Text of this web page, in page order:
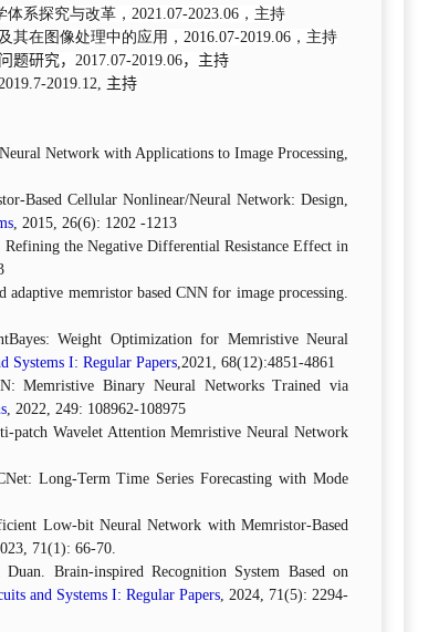
系探究与改革，2021.07-2023.06，主持
在图像处理中的应用，2016.07-2019.06，主持
研究，2017.07-2019.06，主持
2019.12, 主持
Network with Applications to Image Processing,
Based Cellular Nonlinear/Neural Network: Design,
, 2015, 26(6): 1202 -1213
the Negative Differential Resistance Effect in
memristor based CNN for image processing.
Weight Optimization for Memristive Neural
Systems I: Regular Papers,2021, 68(12):4851-4861
Memristive Binary Neural Networks Trained via
, 2022, 249: 108962-108975
patch Wavelet Attention Memristive Neural Network
Long-Term Time Series Forecasting with Mode
Low-bit Neural Network with Memristor-Based
71(1): 66-70.
Brain-inspired Recognition System Based on
and Systems I: Regular Papers, 2024, 71(5): 2294-